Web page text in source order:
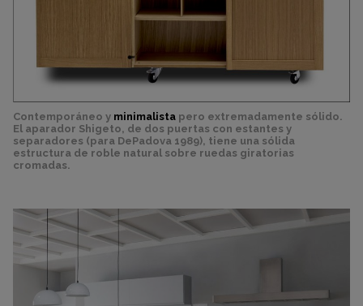
Contemporáneo y minimalista pero extremadamente sólido.
El aparador Shigeto, de dos puertas con estantes y
separadores (para DePadova 1989), tiene una sólida
estructura de roble natural sobre ruedas giratorias
cromadas.